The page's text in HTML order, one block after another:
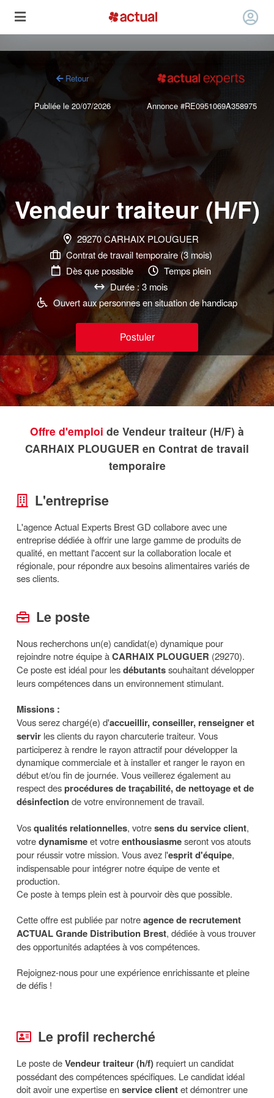
Retour
Publiée le 20/07/2026 Annonce #RE0951069A358975
Vendeur traiteur (H/F)
29270 CARHAIX PLOUGUER
Contrat de travail temporaire (3 mois)
Dès que possible
Temps plein
Durée : 3 mois
Ouvert aux personnes en situation de handicap
Postuler
Offre d'emploi de Vendeur traiteur (H/F) à
CARHAIX PLOUGUER en Contrat de travail
temporaire
L'entreprise
L'agence Actual Experts Brest GD collabore avec une
entreprise dédiée à offrir une large gamme de produits de
qualité, en mettant l'accent sur la collaboration locale et
régionale, pour répondre aux besoins alimentaires variés de
ses clients.
Le poste
Nous recherchons un(e) candidat(e) dynamique pour
rejoindre notre équipe àCARHAIX PLOUGUER (29270).
Ce poste est idéal pour lesdébutantssouhaitant développer
leurs compétences dans un environnement stimulant.
Missions :
Vous serez chargé(e) d'accueillir, conseiller, renseigner et
servir les clients du rayon charcuterie traiteur. Vous
participerez à rendre le rayon attractif pour développer la
dynamique commerciale et à installer et ranger le rayon en
début et/ou fin de journée. Vous veillerez également au
respect desprocédures de traçabilité, de nettoyage et de
désinfectionde votre environnement de travail.
Vosqualités relationnelles, votresens du service client,
votredynamismeet votreenthousiasmeseront vos atouts
pour réussir votre mission. Vous avez l'esprit d'équipe,
indispensable pour intégrer notre équipe de vente et
production.
Ce poste à temps plein est à pourvoir dès que possible.
Cette offre est publiée par notreagence de recrutement
ACTUAL Grande Distribution Brest, dédiée à vous trouver
des opportunités adaptées à vos compétences.
Rejoignez-nous pour une expérience enrichissante et pleine
de défis !
Le profil recherché
Le poste deVendeur traiteur (h/f) requiert un candidat
possédant des compétences spécifiques. Le candidat idéal
doit avoir une expertise enservice clientet démontrer une